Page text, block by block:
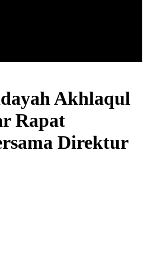
Akhlaqul
Rapat
Direktur